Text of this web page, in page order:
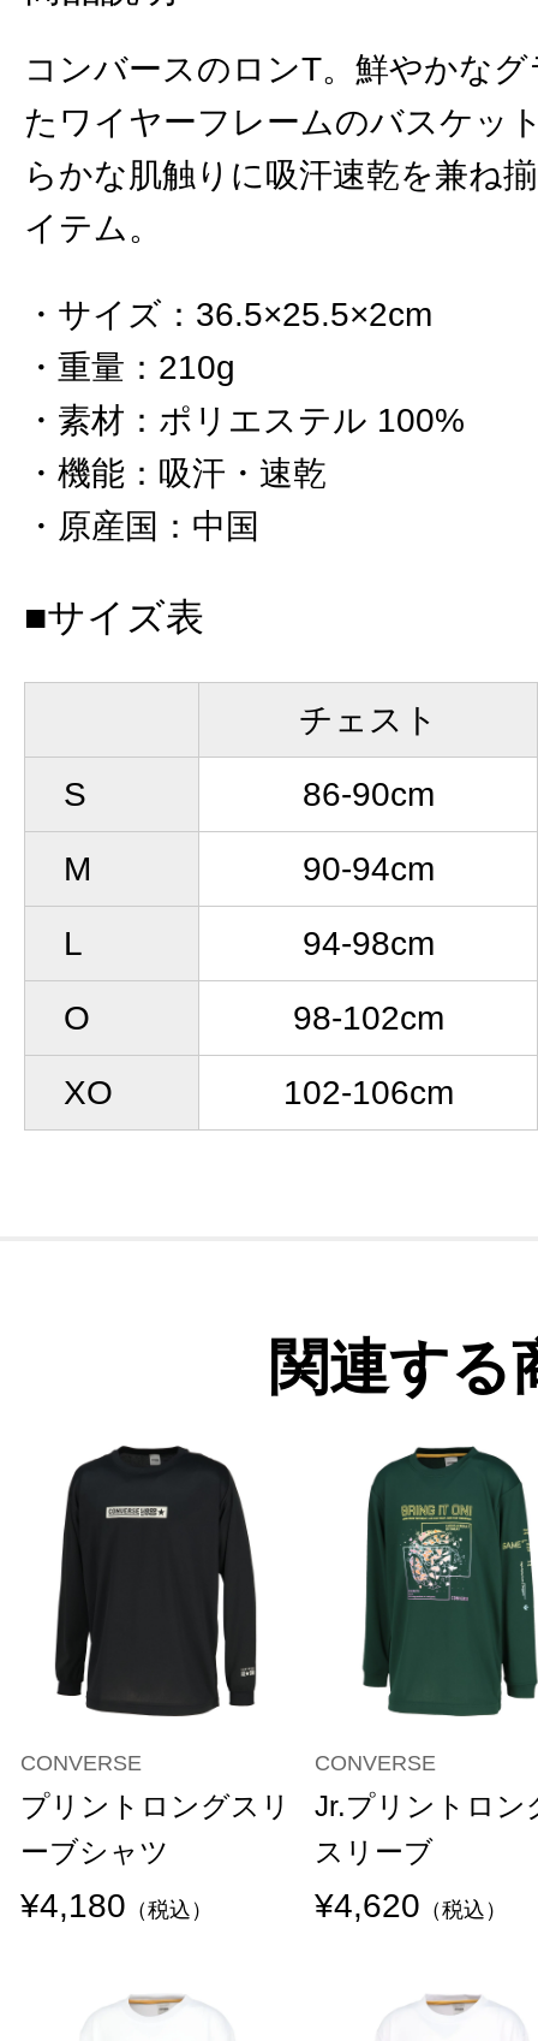
コンバースのロンT。鮮やかな
たワイヤーフレームのバスケッ
らかな肌触りに吸汗速乾を兼ね
イテム。
サイズ ： 36.5×25.5×2cm
重量 ： 210g
素材 ： ポリエステル 100%
機能 ： 吸汗・速乾
原産国 ： 中国
■サイズ表
チェスト
S
86-90cm
M
90-94cm
L
94-98cm
O
98-102cm
XO
102-106cm
関連する
CONVERSE
プリントロングスリ
ーブシャツ
¥4,180 （税込）
CONVERSE
Jr.プリントロン
スリーブ
¥4,620 （税込）